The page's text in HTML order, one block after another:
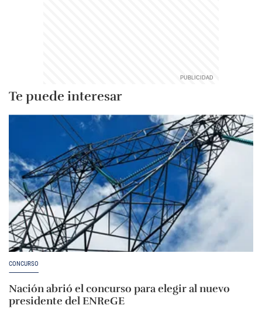
Te puede interesar
CONCURSO
Nación abrió el concurso para elegir al nuevo
presidente del ENReGE